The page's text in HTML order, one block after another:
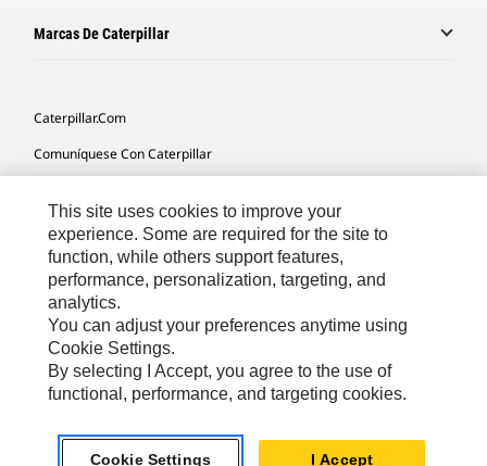
Marcas De Caterpillar
Caterpillar.com
Comuníquese Con Caterpillar
Mapa Del Sitio
Cookie Settings
Avisos Legales
Privacidad
Español
reservados.
This site uses cookies to improve your
experience. Some are required for the site to
function, while others support features,
performance, personalization, targeting, and
analytics.
You can adjust your preferences anytime using
Cookie Settings.
By selecting I Accept, you agree to the use of
functional, performance, and targeting cookies.
Cookie Settings I Accept